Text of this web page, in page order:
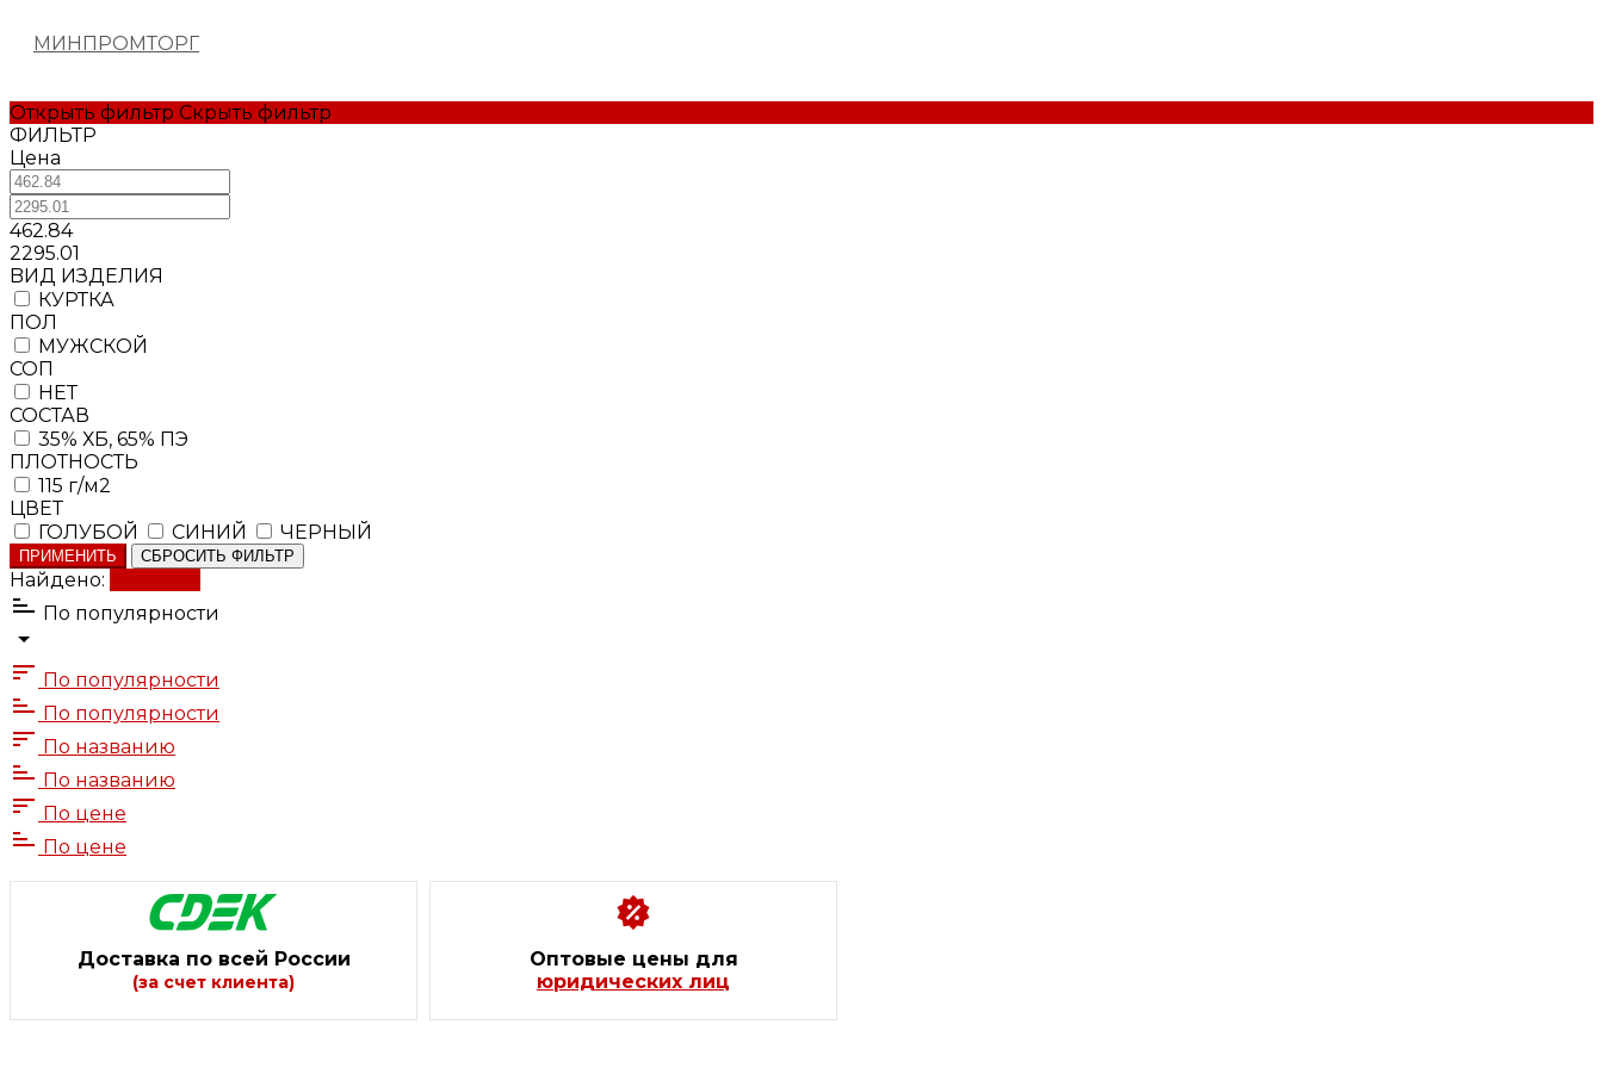
МИНПРОМТОРГ
Открыть фильтр Скрыть фильтр
ФИЛЬТР
Цена
462.84
2295.01
BИД ИЗДЕЛИЯ
КУРТКА
ПОЛ
МУЖСКОЙ
СОП
НЕТ
СОСТАВ
35% ХБ, 65% ПЭ
ПЛОТНОСТЬ
115 г/м2
ЦВЕТ
ГОЛУБОЙ
СИНИЙ ЧЕРНЫЙ
ПРИМЕНИТЬ СБРОСИТЬ ФИЛЬТР
Найдено:
По популярности
По популярности
По популярности
По названию
По названию
По цене
По цене
Доставка по всей России
(за счет клиента)
Оптовые цены для
юридических лиц